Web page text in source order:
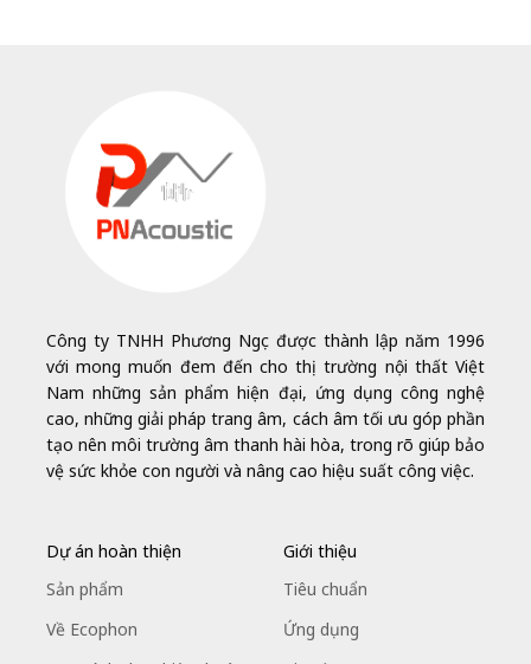
Công ty TNHH Phương Ngọc được thành lập năm 1996
với mong muốn đem đến cho thị trường nội thất Việt
Nam những sản phẩm hiện đại, ứng dụng công nghệ
cao, những giải pháp trang âm, cách âm tối ưu góp phần
tạo nên môi trường âm thanh hài hòa, trong rõ giúp bảo
vệ sức khỏe con người và nâng cao hiệu suất công việc.
Dự án hoàn thiện
Sản phẩm
Về Ecophon
Giới thiệu
Tiêu chuẩn
Ứng dụng